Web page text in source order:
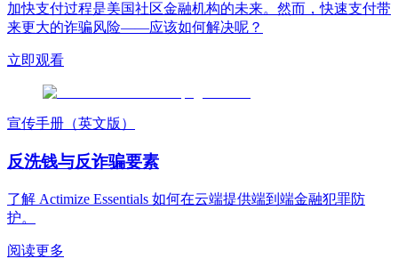
加快支付过程是美国社区金融机构的未来。然而，快速支付带
来更大的诈骗风险——应该如何解决呢？
立即观看
宣传手册（英文版）
反洗钱与反诈骗要素
了解 Actimize Essentials 如何在云端提供端到端金融犯罪防
护。
阅读更多